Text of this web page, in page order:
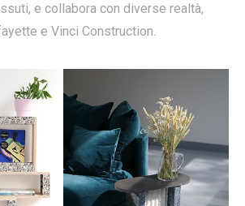
e collabora con diverse realtà,
e Vinci Construction.